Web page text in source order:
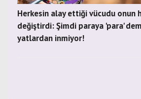
Herkesin alay ettiği vücudu onun
değiştirdi: Şimdi paraya 'para'
yatlardan inmiyor!